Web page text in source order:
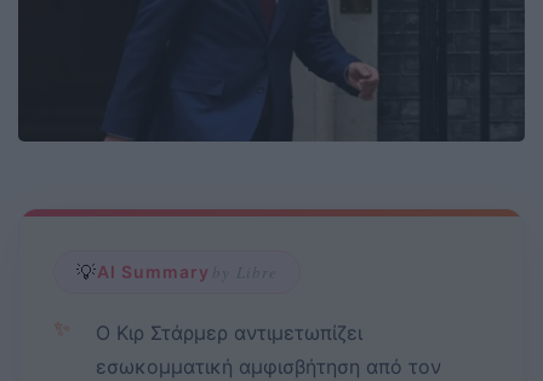
💡AI Summary by Libre
✨
Ο Κιρ Στάρμερ αντιμετωπίζει
εσωκομματική αμφισβήτηση από τον